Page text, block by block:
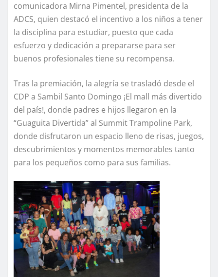
comunicadora Mirna Pimentel, presidenta de la
ADCS, quien destacó el incentivo a los niños a tener
la disciplina para estudiar, puesto que cada
esfuerzo y dedicación a prepararse para ser
buenos profesionales tiene su recompensa.
Tras la premiación, la alegría se trasladó desde el
CDP a Sambil Santo Domingo ¡El mall más divertido
del país!, donde padres e hijos llegaron en la
“Guaguita Divertida” al Summit Trampoline Park,
donde disfrutaron un espacio lleno de risas, juegos,
descubrimientos y momentos memorables tanto
para los pequeños como para sus familias.